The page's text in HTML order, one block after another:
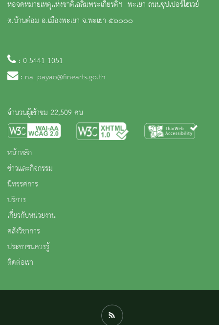
หอจดหมายเหตุแห่งชาติเฉลิมพระเกียรติฯ พะเยา ถนนซุปเปอร์ไฮเวย์
ต.บ้านต๋อม อ.เมืองพะเยา จ.พะเยา ๕๖๐๐๐
: 0 5441 1051
: na_payao@finearts.go.th
จำนวนผู้เข้าชม 22,509 คน
หน้าหลัก
ข่าวและกิจกรรม
นิทรรศการ
บริการ
เกี่ยวกับหน่วยงาน
คลังวิชาการ
ประชาชนควรรู้
ติดต่อเรา